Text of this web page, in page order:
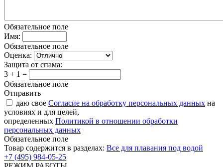
Обязательное поле
Имя:
Обязательное поле
Оценка:
Защита от спама:
3 + 1 =
Обязательное поле
Отправить
даю свое Согласие на обработку персональных данных на
условиях и для целей,
определенных Политикой в отношении обработки
персональных данных
Обязательное поле
Товар содержится в разделах: Все для плавания под водой
+7 (495) 984-05-25